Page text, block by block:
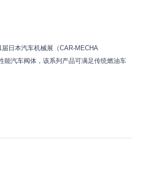
日本汽车机械展（CAR-MECHA
汽车阀体，该系列产品可满足传统燃油车